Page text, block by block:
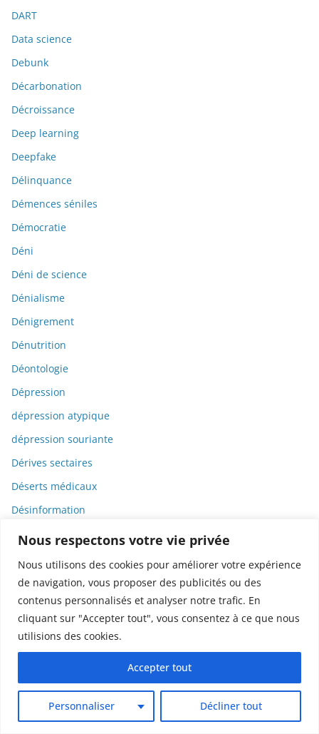
Nous respectons votre vie privée
Nous utilisons des cookies pour améliorer votre expérience
de navigation, vous proposer des publicités ou des
contenus personnalisés et analyser notre trafic. En
cliquant sur "Accepter tout", vous consentez à ce que nous
utilisions des cookies.
Personnaliser Décliner tout
Accepter tout
DART
Data science
Debunk
Décarbonation
Décroissance
Deep learning
Deepfake
Délinquance
Démences séniles
Démocratie
Déni
Déni de science
Dénialisme
Dénigrement
Dénutrition
Déontologie
Dépression
dépression atypique
dépression souriante
Dérives sectaires
Déserts médicaux
Désinformation
Dessin
Déterminisme
Detox
Dette
Dette immunitaire
Diabète